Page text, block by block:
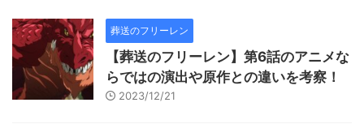
葬送のフリーレン
【葬送のフリーレン】第6話のアニメな
らではの演出や原作との違いを考察！
2023/12/21